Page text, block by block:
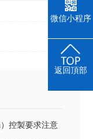
控製要求注意
微信小程序
返回頂部